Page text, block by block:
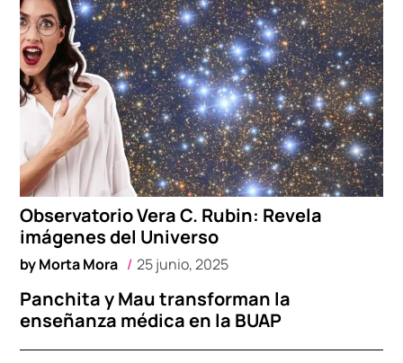
Observatorio Vera C. Rubin: Revela
imágenes del Universo
byMorta Mora 25 junio, 2025
Panchita y Mau transforman la
enseñanza médica en la BUAP